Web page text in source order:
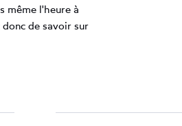
même l'heure à
donc de savoir sur